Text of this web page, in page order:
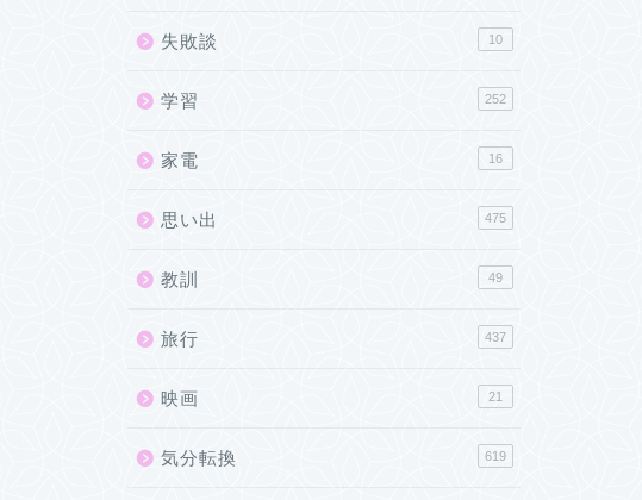
失敗談 10
学習 252
家電 16
思い出 475
教訓 49
旅行 437
映画 21
気分転換 619